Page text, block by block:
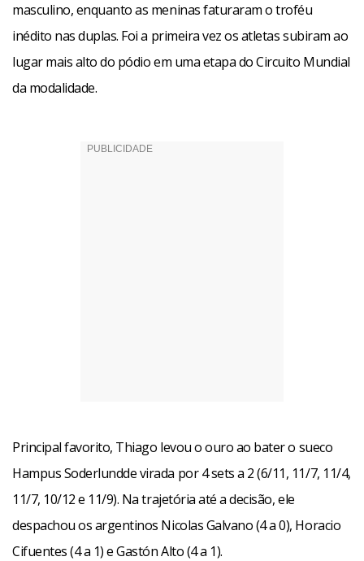
masculino, enquanto as meninas faturaram o troféu
inédito nas duplas. Foi a primeira vez os atletas subiram ao
lugar mais alto do pódio em uma etapa do Circuito Mundial
da modalidade.
Principal favorito, Thiago levou o ouro ao bater o sueco
Hampus Soderlundde virada por 4 sets a 2 (6/11, 11/7, 11/4,
11/7, 10/12 e 11/9). Na trajetória até a decisão, ele
despachou os argentinos Nicolas Galvano (4 a 0), Horacio
Cifuentes (4 a 1) e Gastón Alto (4 a 1).